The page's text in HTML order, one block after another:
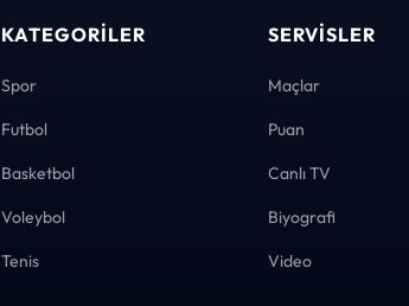
KATEGORILER
Spor
Futbol
Basketbol
Voleybol
Tenis
SERVISLER
Maçlar
Puan
Canlı TV
Biyografi
Video